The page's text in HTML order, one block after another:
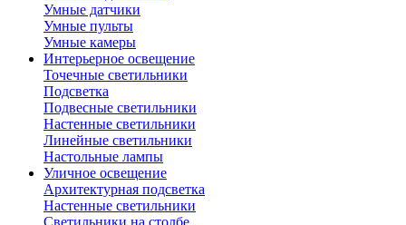
Умные датчики
Умные пульты
Умные камеры
Интерьерное освещение
Точечные светильники
Подсветка
Подвесные светильники
Настенные светильники
Линейные светильники
Настольные лампы
Уличное освещение
Архитектурная подсветка
Настенные светильники
Светильники на столбе